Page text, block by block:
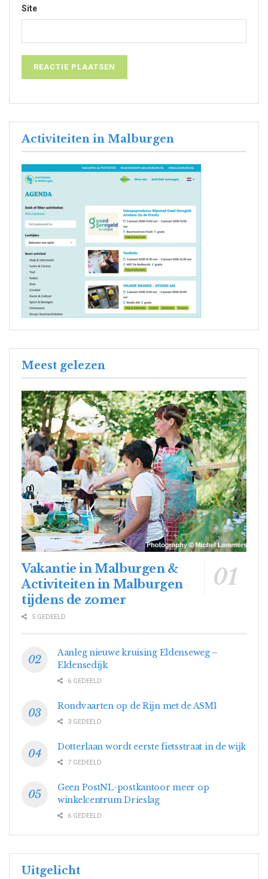
Site
Activiteiten in Malburgen
Meest gelezen
Vakantie in Malburgen &
Activiteiten in Malburgen
tijdens de zomer
5 GEDEELD
Aanleg nieuwe kruising Eldenseweg –
Eldensedijk
6 GEDEELD
Rondvaarten op de Rijn met de ASM1
3 GEDEELD
Dotterlaan wordt eerste fietsstraat in de wijk
7 GEDEELD
Geen PostNL-postkantoor meer op
winkelcentrum Drieslag
6 GEDEELD
Uitgelicht